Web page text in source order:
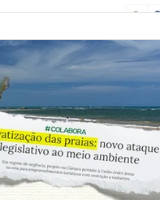
ODS 2 - Fome 0